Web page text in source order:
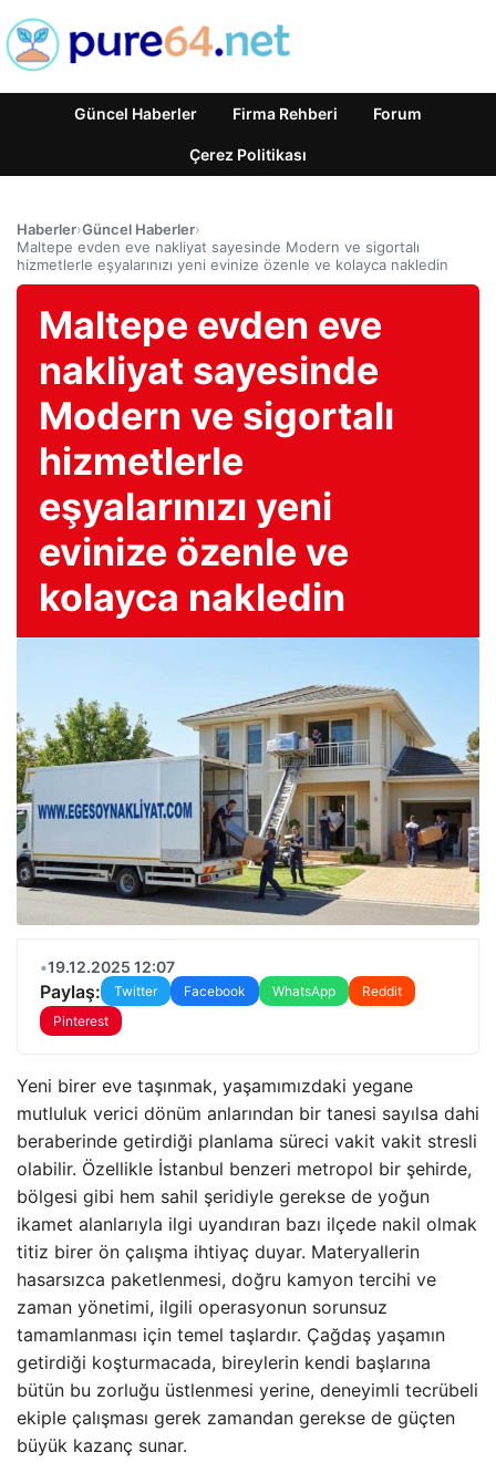
Güncel Haberler Firma Rehberi Forum
Çerez Politikası
Haberler›Güncel Haberler›
Maltepe evden eve nakliyat sayesinde Modern ve sigortalı
hizmetlerle eşyalarınızı yeni evinize özenle ve kolayca nakledin
Maltepe evden eve
nakliyat sayesinde
Modern ve sigortalı
hizmetlerle
eşyalarınızı yeni
evinize özenle ve
kolayca nakledin
•19.12.2025 12:07
Paylaş: Twitter Facebook WhatsApp
Reddit
Pinterest
Yeni birer eve taşınmak, yaşamımızdaki yegane
mutluluk verici dönüm anlarından bir tanesi sayılsa dahi
beraberinde getirdiği planlama süreci vakit vakit stresli
olabilir. Özellikle İstanbul benzeri metropol bir şehirde,
bölgesi gibi hem sahil şeridiyle gerekse de yoğun
ikamet alanlarıyla ilgi uyandıran bazı ilçede nakil olmak
titiz birer ön çalışma ihtiyaç duyar. Materyallerin
hasarsızca paketlenmesi, doğru kamyon tercihi ve
zaman yönetimi, ilgili operasyonun sorunsuz
tamamlanması için temel taşlardır. Çağdaş yaşamın
getirdiği koşturmacada, bireylerin kendi başlarına
bütün bu zorluğu üstlenmesi yerine, deneyimli tecrübeli
ekiple çalışması gerek zamandan gerekse de güçten
büyük kazanç sunar.